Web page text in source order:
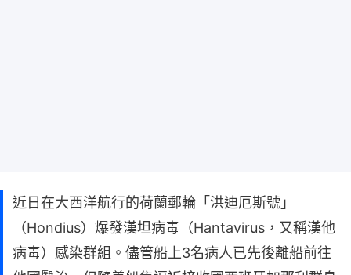
近日在大西洋航行的荷蘭郵輪「洪迪厄斯號」
（Hondius）爆發漢坦病毒（Hantavirus，又稱漢他
病毒）感染群組。儘管船上3名病人已先後離船前往